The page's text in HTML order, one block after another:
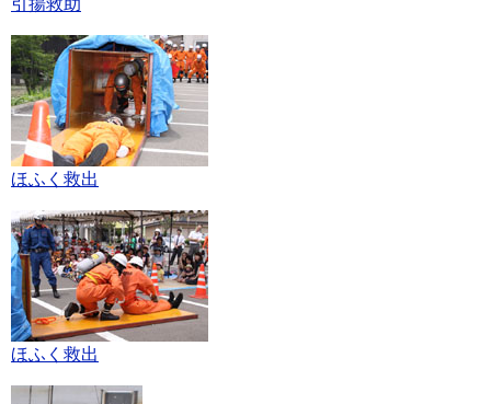
ほふく救出
ほふく救出